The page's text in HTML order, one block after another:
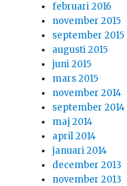
februari 2016
november 2015
september 2015
augusti 2015
juni 2015
mars 2015
november 2014
september 2014
maj 2014
april 2014
januari 2014
december 2013
november 2013